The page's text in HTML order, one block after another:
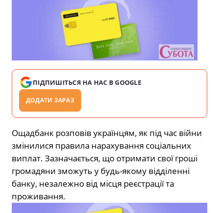
ПІДПИШІТЬСЯ НА НАС В GOOGLE
ДОДАТИ ЗАРАЗ
Ощадбанк розповів українцям, як під час війни
змінилися правила нарахування соціальних
виплат. Зазначається, що отримати свої гроші
громадяни зможуть у будь-якому відділенні
банку, незалежно від місця реєстрації та
проживання.